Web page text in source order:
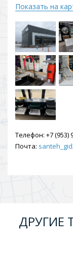
Показать на
Телефон: +7 (953)
Почта:
ДРУГИЕ